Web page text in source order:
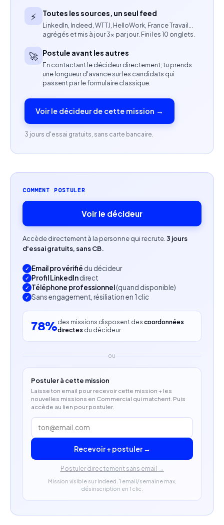
Compétences attendues
Bonne maîtrise des outils bureautiques.
Aisance avec les démarches administratives et les
plateformes en ligne.
Bonne orthographe et capacité de rédaction de
courriers officiels.
Sens du service client.
Profil recherché
Personne organisée, rigoureuse et fiable.
Capacité à travailler en autonomie et en équipe.
Sens de la confidentialité.
service client ou gestion administrative appréciée.
⚡ Toutes les sources, un seul feed
LinkedIn, Indeed, WTTJ, HelloWork, France Travail…
agrégés et mis à jour 3× par jour. Fini les 10 onglets.
🚀 Postule avant les autres
En contactant le décideur directement, tu prends
une longueur d'avance sur les candidats qui
passent par le formulaire classique.
Voir le décideur de cette mission →
3 jours d'essai gratuits, sans carte bancaire.
COMMENT POSTULER
Voir le décideur
Accède directement à la personne qui recrute. 3 jours
d'essai gratuits, sans CB.
Email pro vérifié du décideur
Profil LinkedIndirect
Téléphone professionnel(quand disponible)
Sans engagement, résiliation en 1 clic
78%des missions disposent des coordonnées
directes du décideur
OU
Postuler à cette mission
Laisse ton email pour recevoir cette mission + les
nouvelles missions en Commercial qui matchent. Puis
accède au lien pour postuler.
Recevoir + postuler →
Postuler directement sans email →
Mission visible sur Indeed. 1 email/semaine max,
désinscription en 1 clic.